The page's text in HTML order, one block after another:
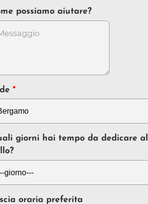
possiamo aiutare?
giorni hai tempo da dedicare al
oraria preferita